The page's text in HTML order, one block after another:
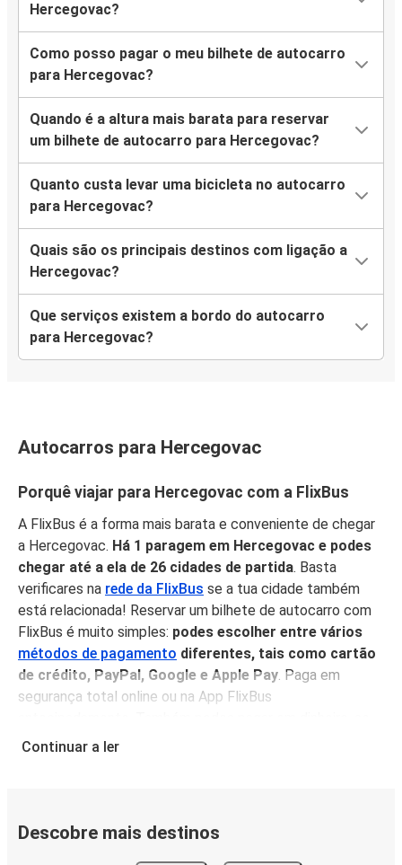
Hercegovac?
Como posso pagar o meu bilhete de autocarro
para Hercegovac?
Quando é a altura mais barata para reservar
um bilhete de autocarro para Hercegovac?
Quanto custa levar uma bicicleta no autocarro
para Hercegovac?
Quais são os principais destinos com ligação a
Hercegovac?
Que serviços existem a bordo do autocarro
para Hercegovac?
Autocarros para Hercegovac
Porquê viajar para Hercegovac com a FlixBus
A FlixBus é a forma mais barata e conveniente de chegar
a Hercegovac. Há 1 paragem em Hercegovac e podes
chegar até a ela de 26 cidades de partida. Basta
verificares na rede da FlixBus se a tua cidade também
está relacionada! Reservar um bilhete de autocarro com
FlixBus é muito simples: podes escolher entre vários
métodos de pagamento diferentes, tais como cartão
de crédito, PayPal, Google e Apple Pay. Paga em
segurança total online ou na App FlixBus
fores fazer uma viagem improvisada.
com a FlixBus.
Continuar a ler
Descobre mais destinos